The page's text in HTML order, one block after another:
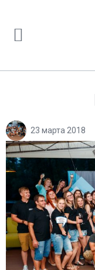
23 марта 2018